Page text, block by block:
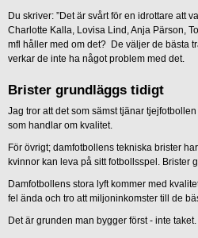
Du skriver: ”Det är svårt för en idrottare att
Charlotte Kalla, Lovisa Lind, Anja Pärson,
mfl håller med om det? De väljer de bästa
verkar de inte ha något problem med det.
Brister grundläggs tidigt
Jag tror att det som sämst tjänar
som handlar om kvalitet.
För övrigt; damfotbollens tekniska brister
kvinnor kan leva på sitt fotbollsspel. Brister
Damfotbollens stora lyft kommer med
fel ända och tro att miljoninkomster till de
Det är grunden man bygger först - inte taket.